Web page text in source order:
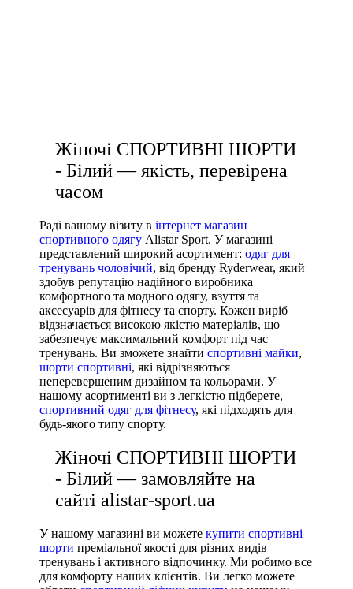
Жіночі СПОРТИВНІ ШОРТИ
- Білий — якість, перевірена
часом
Раді вашому візиту в інтернет магазин
спортивного одягу Alistar Sport. У магазині
представлений широкий асортимент: одяг для
тренувань чоловічий, від бренду Ryderwear, який
здобув репутацію надійного виробника
комфортного та модного одягу, взуття та
аксесуарів для фітнесу та спорту. Кожен виріб
відзначається високою якістю матеріалів, що
забезпечує максимальний комфорт під час
тренувань. Ви зможете знайти спортивні майки,
шорти спортивні, які відрізняються
неперевершеним дизайном та кольорами. У
нашому асортименті ви з легкістю підберете,
спортивний одяг для фітнесу, які підходять для
будь-якого типу спорту.
Жіночі СПОРТИВНІ ШОРТИ
- Білий — замовляйте на
сайті alistar-sport.ua
У нашому магазині ви можете купити спортивні
шорти преміальної якості для різних видів
тренувань і активного відпочинку. Ми робимо все
для комфорту наших клієнтів. Ви легко можете